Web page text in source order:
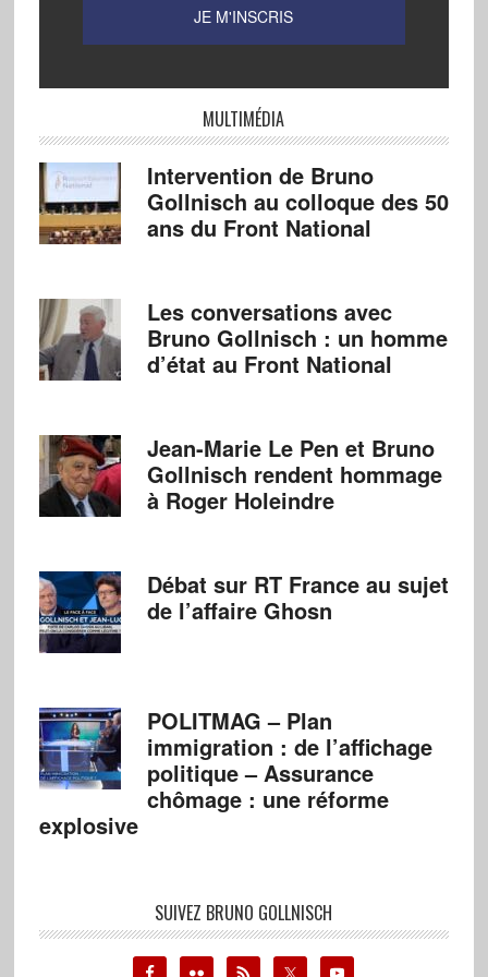
MULTIMÉDIA
Intervention de Bruno
Gollnisch au colloque des 50
ans du Front National
Les conversations avec
Bruno Gollnisch : un homme
d’état au Front National
Jean-Marie Le Pen et Bruno
Gollnisch rendent hommage
à Roger Holeindre
Débat sur RT France au sujet
de l’affaire Ghosn
POLITMAG – Plan
immigration : de l’affichage
politique – Assurance
chômage : une réforme
explosive
SUIVEZ BRUNO GOLLNISCH